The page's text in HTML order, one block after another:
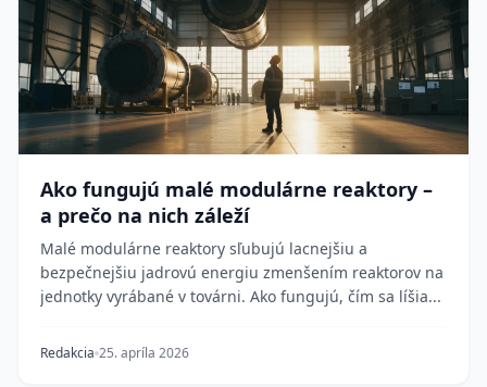
Ako fungujú malé modulárne reaktory –
a prečo na nich záleží
Malé modulárne reaktory sľubujú lacnejšiu a
bezpečnejšiu jadrovú energiu zmenšením reaktorov na
jednotky vyrábané v továrni. Ako fungujú, čím sa líšia...
Redakcia 25. apríla 2026